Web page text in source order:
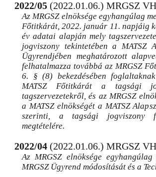
2022/05 (2022.01.06.) MRGSZ VH
Az MRGSZ elnöksége egyhangúlag
Főtitkárát, 2022. január 11. napjáig
év adatai alapján mely
jogviszony tekintetében a MATSZ
Ügyrendjében meghatározott
felhatalmazza továbbá az MRGSZ
6. § (8) bekezdésében
MATSZ Főtitkárát a tagsági
tagszervezetekről, és az MRGSZ
a MATSZ elnökségét a MATSZ
szerinti, a tagsági jogviszony
megtételére.
2022/04 (2022.01.06.) MRGSZ VH
Az MRGSZ elnöksége
MRGSZ Ügyrend módosítását és a